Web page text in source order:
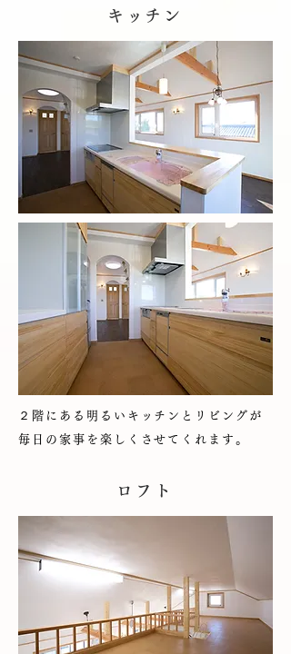
キッチン
２階にある明るいキッチンとリビングが
毎日の家事を楽しくさせてくれます。
ロフト